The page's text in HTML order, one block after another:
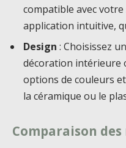
compatible avec
application intuitive,
Design : Choisissez
décoration intérieure
options de couleurs
la céramique ou le
Comparaison